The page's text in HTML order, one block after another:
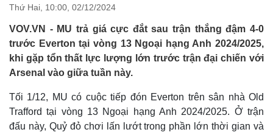
Nhận diện sự thật
Việc làm
Biển đảo
Thứ Hai, 10:00, 02/12/2024
VOV.VN - MU trả giá cực đắt sau trận thắng đậm 4-0
trước Everton tại vòng 13 Ngoại hạng Anh 2024/2025,
khi gặp tổn thất lực lượng lớn trước trận đại chiến với
Arsenal vào giữa tuần này.
Tối 1/12, MU có cuộc tiếp đón Everton trên sân nhà Old
Trafford tại vòng 13 Ngoại hạng Anh 2024/2025. Ở trận
đấu này, Quỷ đỏ chơi lấn lướt trong phần lớn thời gian và